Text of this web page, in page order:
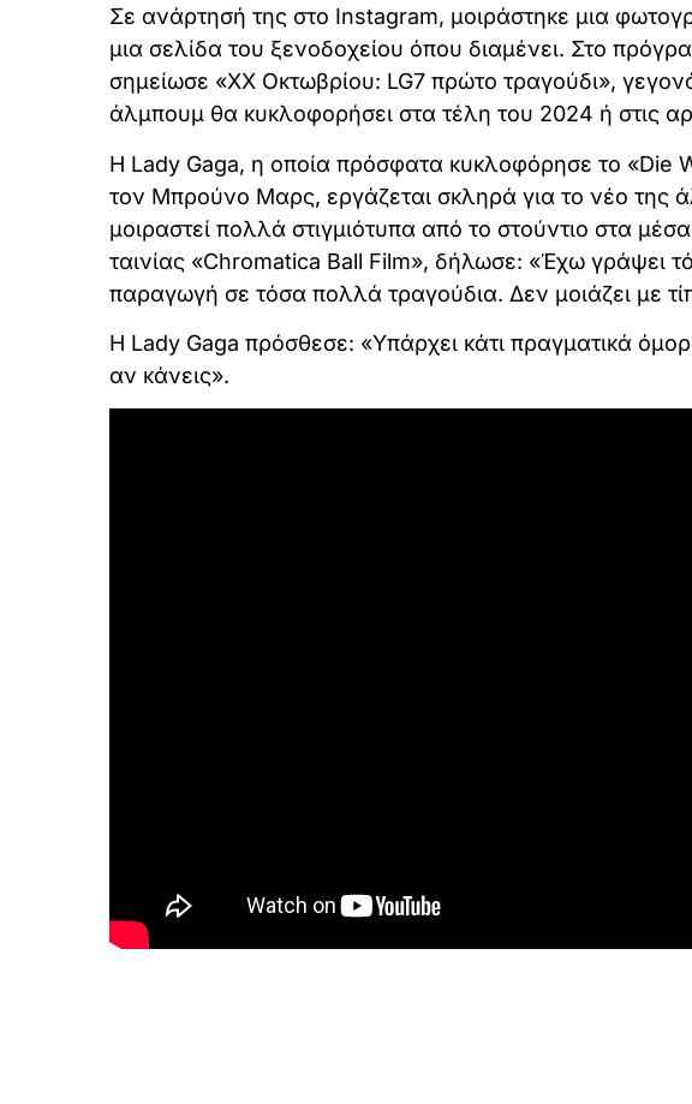
Σε ανάρτησή της στο Instagram, μοιράστηκε μια
μια σελίδα του ξενοδοχείου όπου διαμένει. Στο
σημείωσε «XX Οκτωβρίου: LG7 πρώτο τραγούδι»,
άλμπουμ θα κυκλοφορήσει στα τέλη του 2024 ή στις
Η Lady Gaga, η οποία πρόσφατα κυκλοφόρησε το «Die
τον Μπρούνο Μαρς, εργάζεται σκληρά για το νέο της
μοιραστεί πολλά στιγμιότυπα από το στούντιο στα
ταινίας «Chromatica Ball Film», δήλωσε: «Έχω γράψει
παραγωγή σε τόσα πολλά τραγούδια. Δεν μοιάζει με
Η Lady Gaga πρόσθεσε: «Υπάρχει κάτι πραγματικά
αν κάνεις».